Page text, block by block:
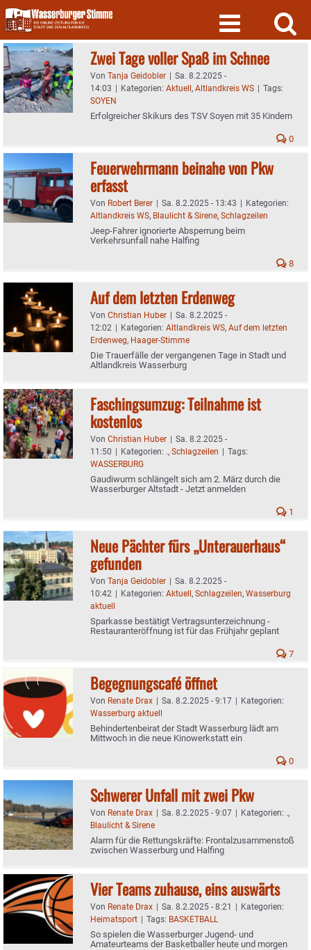
Skip
to
content
Zwei Tage voller Spaß im Schnee
Von Tanja Geidobler | Sa. 8.2.2025 -
14:03 | Kategorien: Aktuell, Altlandkreis WS | Tags:
SOYEN
Erfolgreicher Skikurs des TSV Soyen mit 35 Kindern
0
Feuerwehrmann beinahe von Pkw
erfasst
Von Robert Berer | Sa. 8.2.2025 - 13:43 | Kategorien:
Altlandkreis WS, Blaulicht & Sirene, Schlagzeilen
Jeep-Fahrer ignorierte Absperrung beim
Verkehrsunfall nahe Halfing
8
Auf dem letzten Erdenweg
Von Christian Huber | Sa. 8.2.2025 -
12:02 | Kategorien: Altlandkreis WS, Auf dem letzten
Erdenweg, Haager-Stimme
Die Trauerfälle der vergangenen Tage in Stadt und
Altlandkreis Wasserburg
Faschingsumzug: Teilnahme ist
kostenlos
Von Christian Huber | Sa. 8.2.2025 -
11:50 | Kategorien: ., Schlagzeilen | Tags:
WASSERBURG
Gaudiwurm schlängelt sich am 2. März durch die
Wasserburger Altstadt - Jetzt anmelden
1
Neue Pächter fürs „Unterauerhaus“
gefunden
Von Tanja Geidobler | Sa. 8.2.2025 -
10:42 | Kategorien: Aktuell, Schlagzeilen, Wasserburg
aktuell
Sparkasse bestätigt Vertragsunterzeichnung -
Restauranteröffnung ist für das Frühjahr geplant
7
Begegnungscafé öffnet
Von Renate Drax | Sa. 8.2.2025 - 9:17 | Kategorien:
Wasserburg aktuell
Behindertenbeirat der Stadt Wasserburg lädt am
Mittwoch in die neue Kinowerkstatt ein
0
Schwerer Unfall mit zwei Pkw
Von Renate Drax | Sa. 8.2.2025 - 9:07 | Kategorien: .,
Blaulicht & Sirene
Alarm für die Rettungskräfte: Frontalzusammenstoß
zwischen Wasserburg und Halfing
Vier Teams zuhause, eins auswärts
Von Renate Drax | Sa. 8.2.2025 - 8:21 | Kategorien:
Heimatsport | Tags: BASKETBALL
So spielen die Wasserburger Jugend- und
Amateurteams der Basketballer heute und morgen